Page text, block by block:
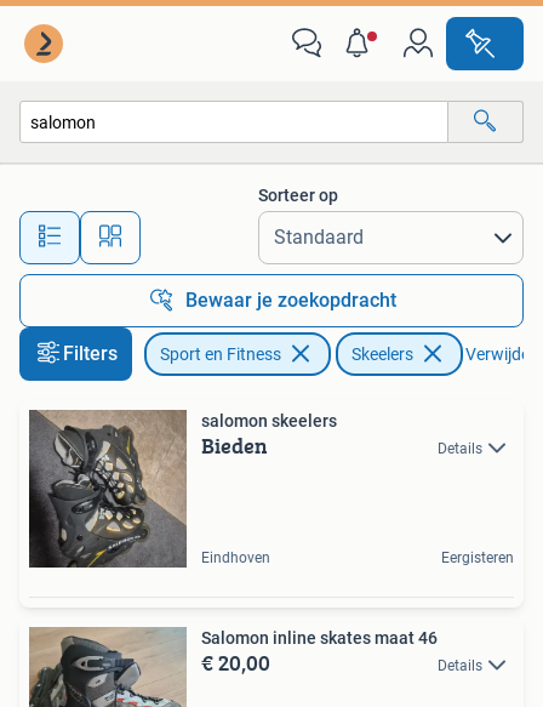
Alle afstanden…
Sorteer op
Bewaar je zoekopdracht
Filters Sport en Fitness Skeelers Verwijder
salomon skeelers
Bieden Details
Eindhoven Eergisteren
Salomon inline skates maat 46
€ 20,00 Details